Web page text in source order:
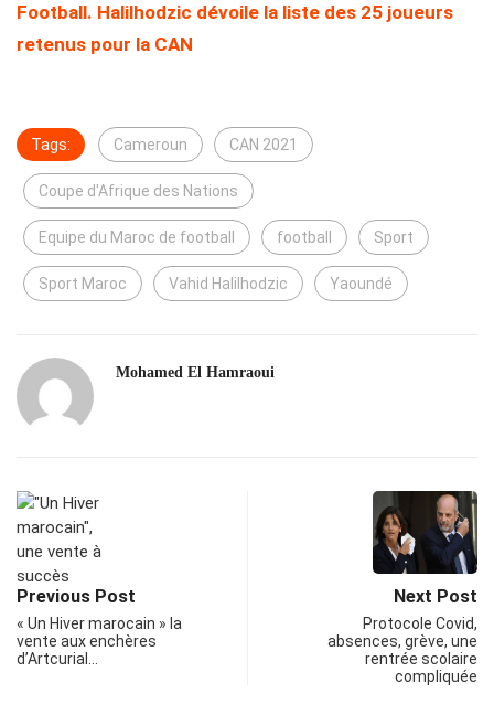
Football. Halilhodzic dévoile la liste des 25 joueurs
retenus pour la CAN
Tags: Cameroun CAN 2021
Coupe d'Afrique des Nations
Equipe du Maroc de football football Sport
Sport Maroc Vahid Halilhodzic Yaoundé
Mohamed El Hamraoui
Previous Post
« Un Hiver marocain » la
vente aux enchères
d’Artcurial…
Next Post
Protocole Covid,
absences, grève, une
rentrée scolaire
compliquée